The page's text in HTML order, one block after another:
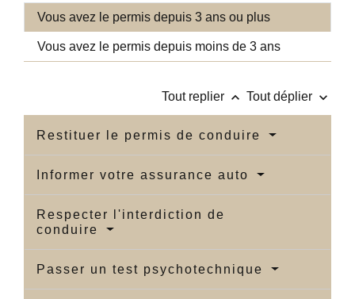
Vous avez le permis depuis 3 ans ou plus
Vous avez le permis depuis moins de 3 ans
Tout replier keyboard_arrow_up Tout déplier keyboard_arrow_down
Restituer le permis de conduire
Informer votre assurance auto
Respecter l'interdiction de
conduire
Passer un test psychotechnique